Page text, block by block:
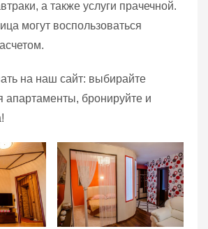
а также услуги прачечной.
могут воспользоваться
на наш сайт: выбирайте
апартаменты, бронируйте и